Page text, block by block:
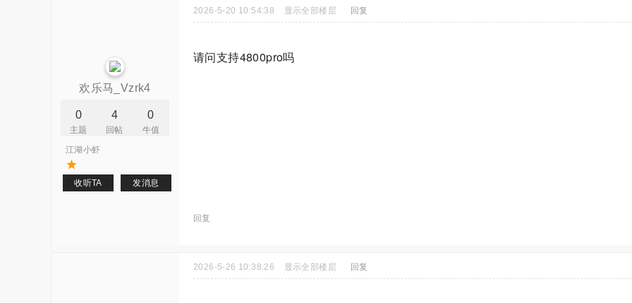
欢乐马_Vzrk4
0
主题
4
回帖
0
牛值
江湖小虾
收听TA 发消息
2026-5-20 10:54:38 显示全部楼层 回复
请问支持4800pro吗
回复
2026-5-26 10:38:26 显示全部楼层 回复